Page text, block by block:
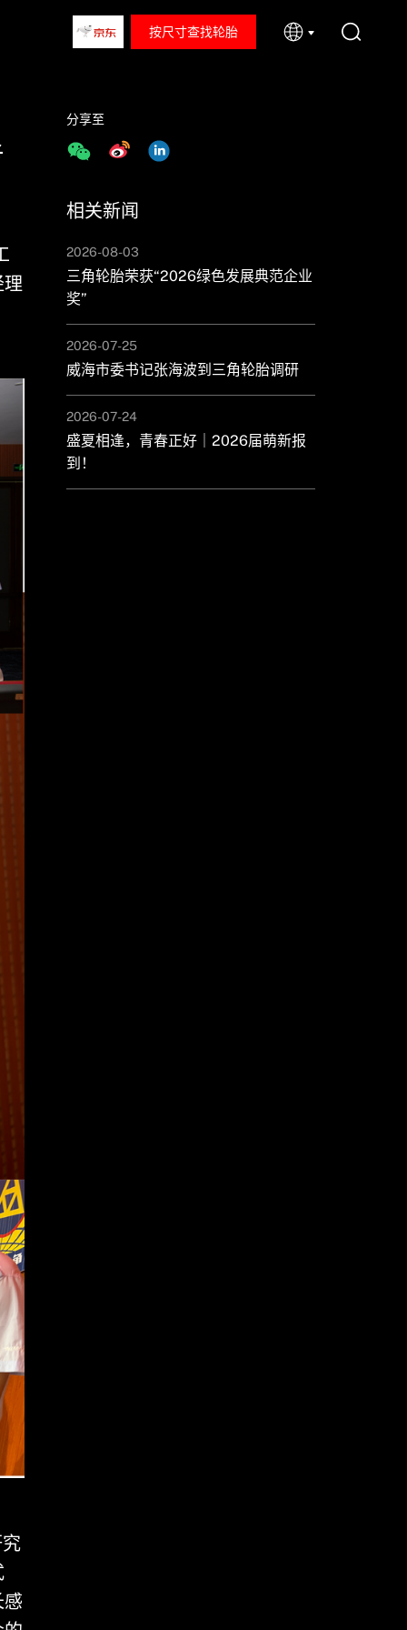
按尺寸查找轮胎
理
分享至
相关新闻
2026-08-03
三角轮胎荣获“2026绿色发展典范企业
奖”
2026-07-25
威海市委书记张海波到三角轮胎调研
2026-07-24
盛夏相逢，青春正好｜2026届萌新报
到！